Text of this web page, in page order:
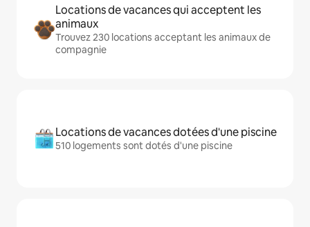
Locations de vacances qui acceptent les
animaux
Trouvez 230 locations acceptant les animaux de
compagnie
Locations de vacances dotées d'une piscine
510 logements sont dotés d'une piscine